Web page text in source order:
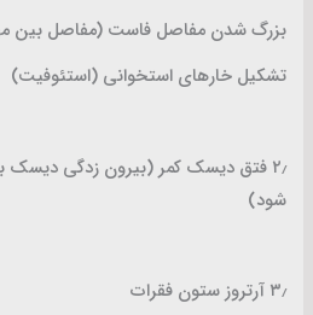
بزرگ شدن مفاصل فاست (مفاصل بین
تشکیل خارهای استخوانی (استئوفیت)
۲٫ فتق دیسک کمر (بیرون زدگی
شود)
۳٫ آرتروز ستون فقرات